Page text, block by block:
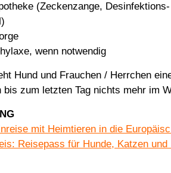
(Zeckenzange,
wenn notwendig
Hund und Frauchen / Herrchen
bis zum letzten Tag nichts mehr im
mit Heimtieren in die
Reisepass für Hunde, Katzen und